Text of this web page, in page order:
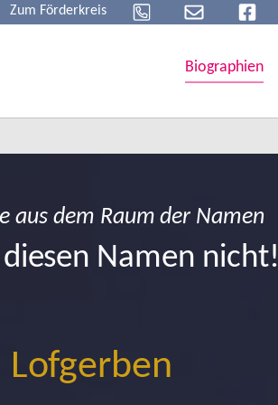
Zum Förderkreis
Biographien
aus dem Raum der Namen
diesen Namen nicht!
Lofgerben